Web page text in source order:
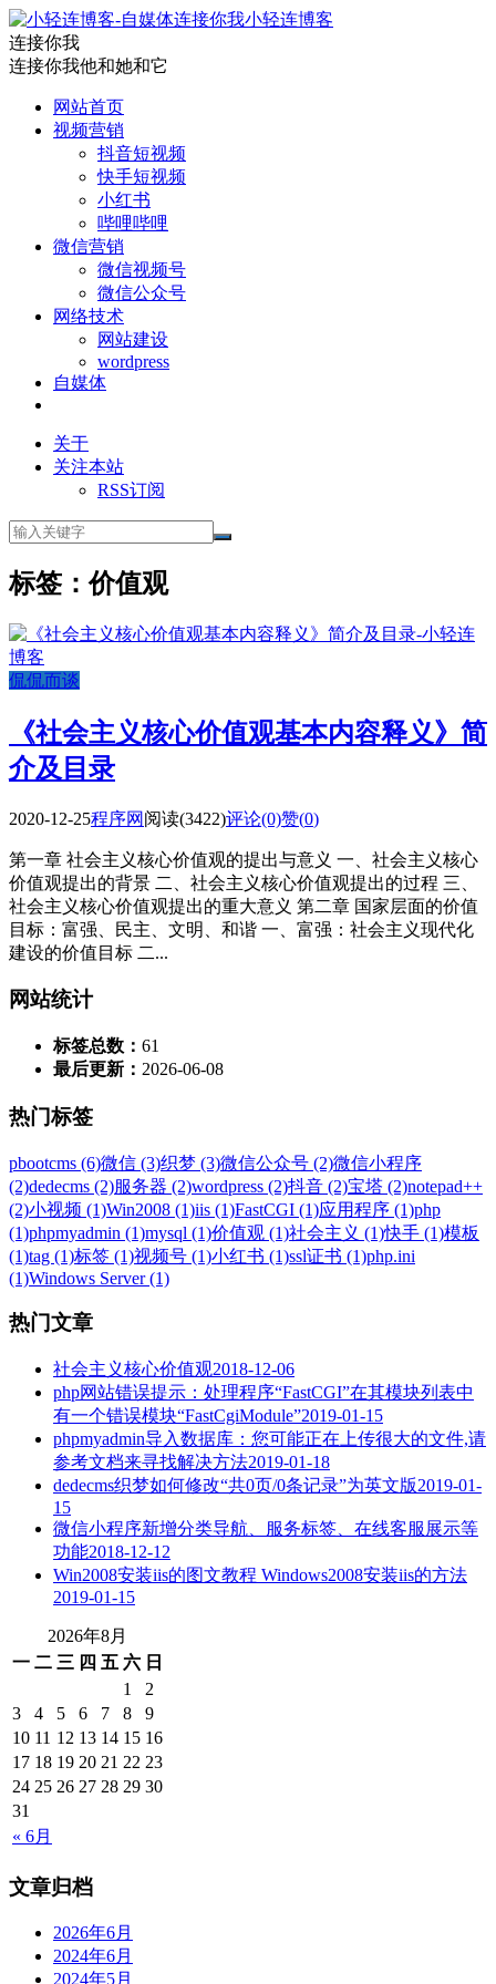
小轻连博客
连接你我
连接你我他和她和它
网站首页
视频营销
抖音短视频
快手短视频
小红书
哔哩哔哩
微信营销
微信视频号
微信公众号
网络技术
网站建设
wordpress
自媒体
关于
关注本站
RSS订阅
标签：价值观
侃侃而谈
《社会主义核心价值观基本内容释义》简
介及目录
2020-12-25程序网 阅读(3422)评论(0)赞(0)
第一章 社会主义核心价值观的提出与意义 一、社会主义核心
价值观提出的背景 二、社会主义核心价值观提出的过程 三、
社会主义核心价值观提出的重大意义 第二章 国家层面的价值
目标：富强、民主、文明、和谐 一、富强：社会主义现代化
建设的价值目标 二...
网站统计
标签总数： 61
最后更新： 2026-06-08
热门标签
pbootcms (6)微信 (3)织梦 (3)微信公众号 (2)微信小程序
(2)dedecms (2)服务器 (2)wordpress (2)抖音 (2)宝塔 (2)notepad++
(2)小视频 (1)Win2008 (1)iis (1)FastCGI (1)应用程序 (1)php
(1)phpmyadmin (1)mysql (1)价值观 (1)社会主义 (1)快手 (1)模板
(1)tag (1)标签 (1)视频号 (1)小红书 (1)ssl证书 (1)php.ini
(1)Windows Server (1)
热门文章
社会主义核心价值观2018-12-06
php网站错误提示：处理程序“FastCGI”在其模块列表中
有一个错误模块“FastCgiModule”2019-01-15
phpmyadmin导入数据库：您可能正在上传很大的文件,请
参考文档来寻找解决方法2019-01-18
dedecms织梦如何修改“共0页/0条记录”为英文版2019-01-
15
微信小程序新增分类导航、服务标签、在线客服展示等
功能2018-12-12
Win2008安装iis的图文教程 Windows2008安装iis的方法
2019-01-15
2026年8月
一 二 三 四 五 六 日
« 6月
1
2
3
4 5 6 7 8
9
10 11 12 13 14 15 16
17 18 19 20 21 22 23
24 25 26 27 28 29 30
31
文章归档
2026年6月
2024年6月
2024年5月